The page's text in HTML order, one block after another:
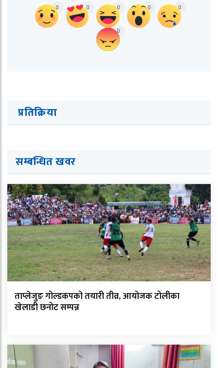
0 0 0 0 0
0
प्रतिक्रिया
सम्बन्धित खवर
ताप्लेजुङ गोल्डकपको तयारी तीव्र, आयोजक टोलीका
खेलाडी छनोट सम्पन्न